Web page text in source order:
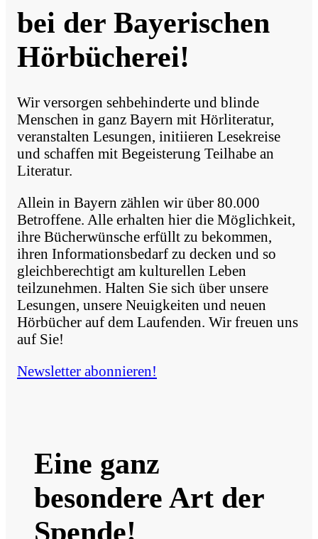
bei der Bayerischen
Hörbücherei!
Wir versorgen sehbehinderte und blinde
Menschen in ganz Bayern mit Hörliteratur,
veranstalten Lesungen, initiieren Lesekreise
und schaffen mit Begeisterung Teilhabe an
Literatur.
Allein in Bayern zählen wir über 80.000
Betroffene. Alle erhalten hier die Möglichkeit,
ihre Bücherwünsche erfüllt zu bekommen,
ihren Informationsbedarf zu decken und so
gleichberechtigt am kulturellen Leben
teilzunehmen. Halten Sie sich über unsere
Lesungen, unsere Neuigkeiten und neuen
Hörbücher auf dem Laufenden. Wir freuen uns
auf Sie!
Newsletter abonnieren!
Eine ganz
besondere Art der
Spende!